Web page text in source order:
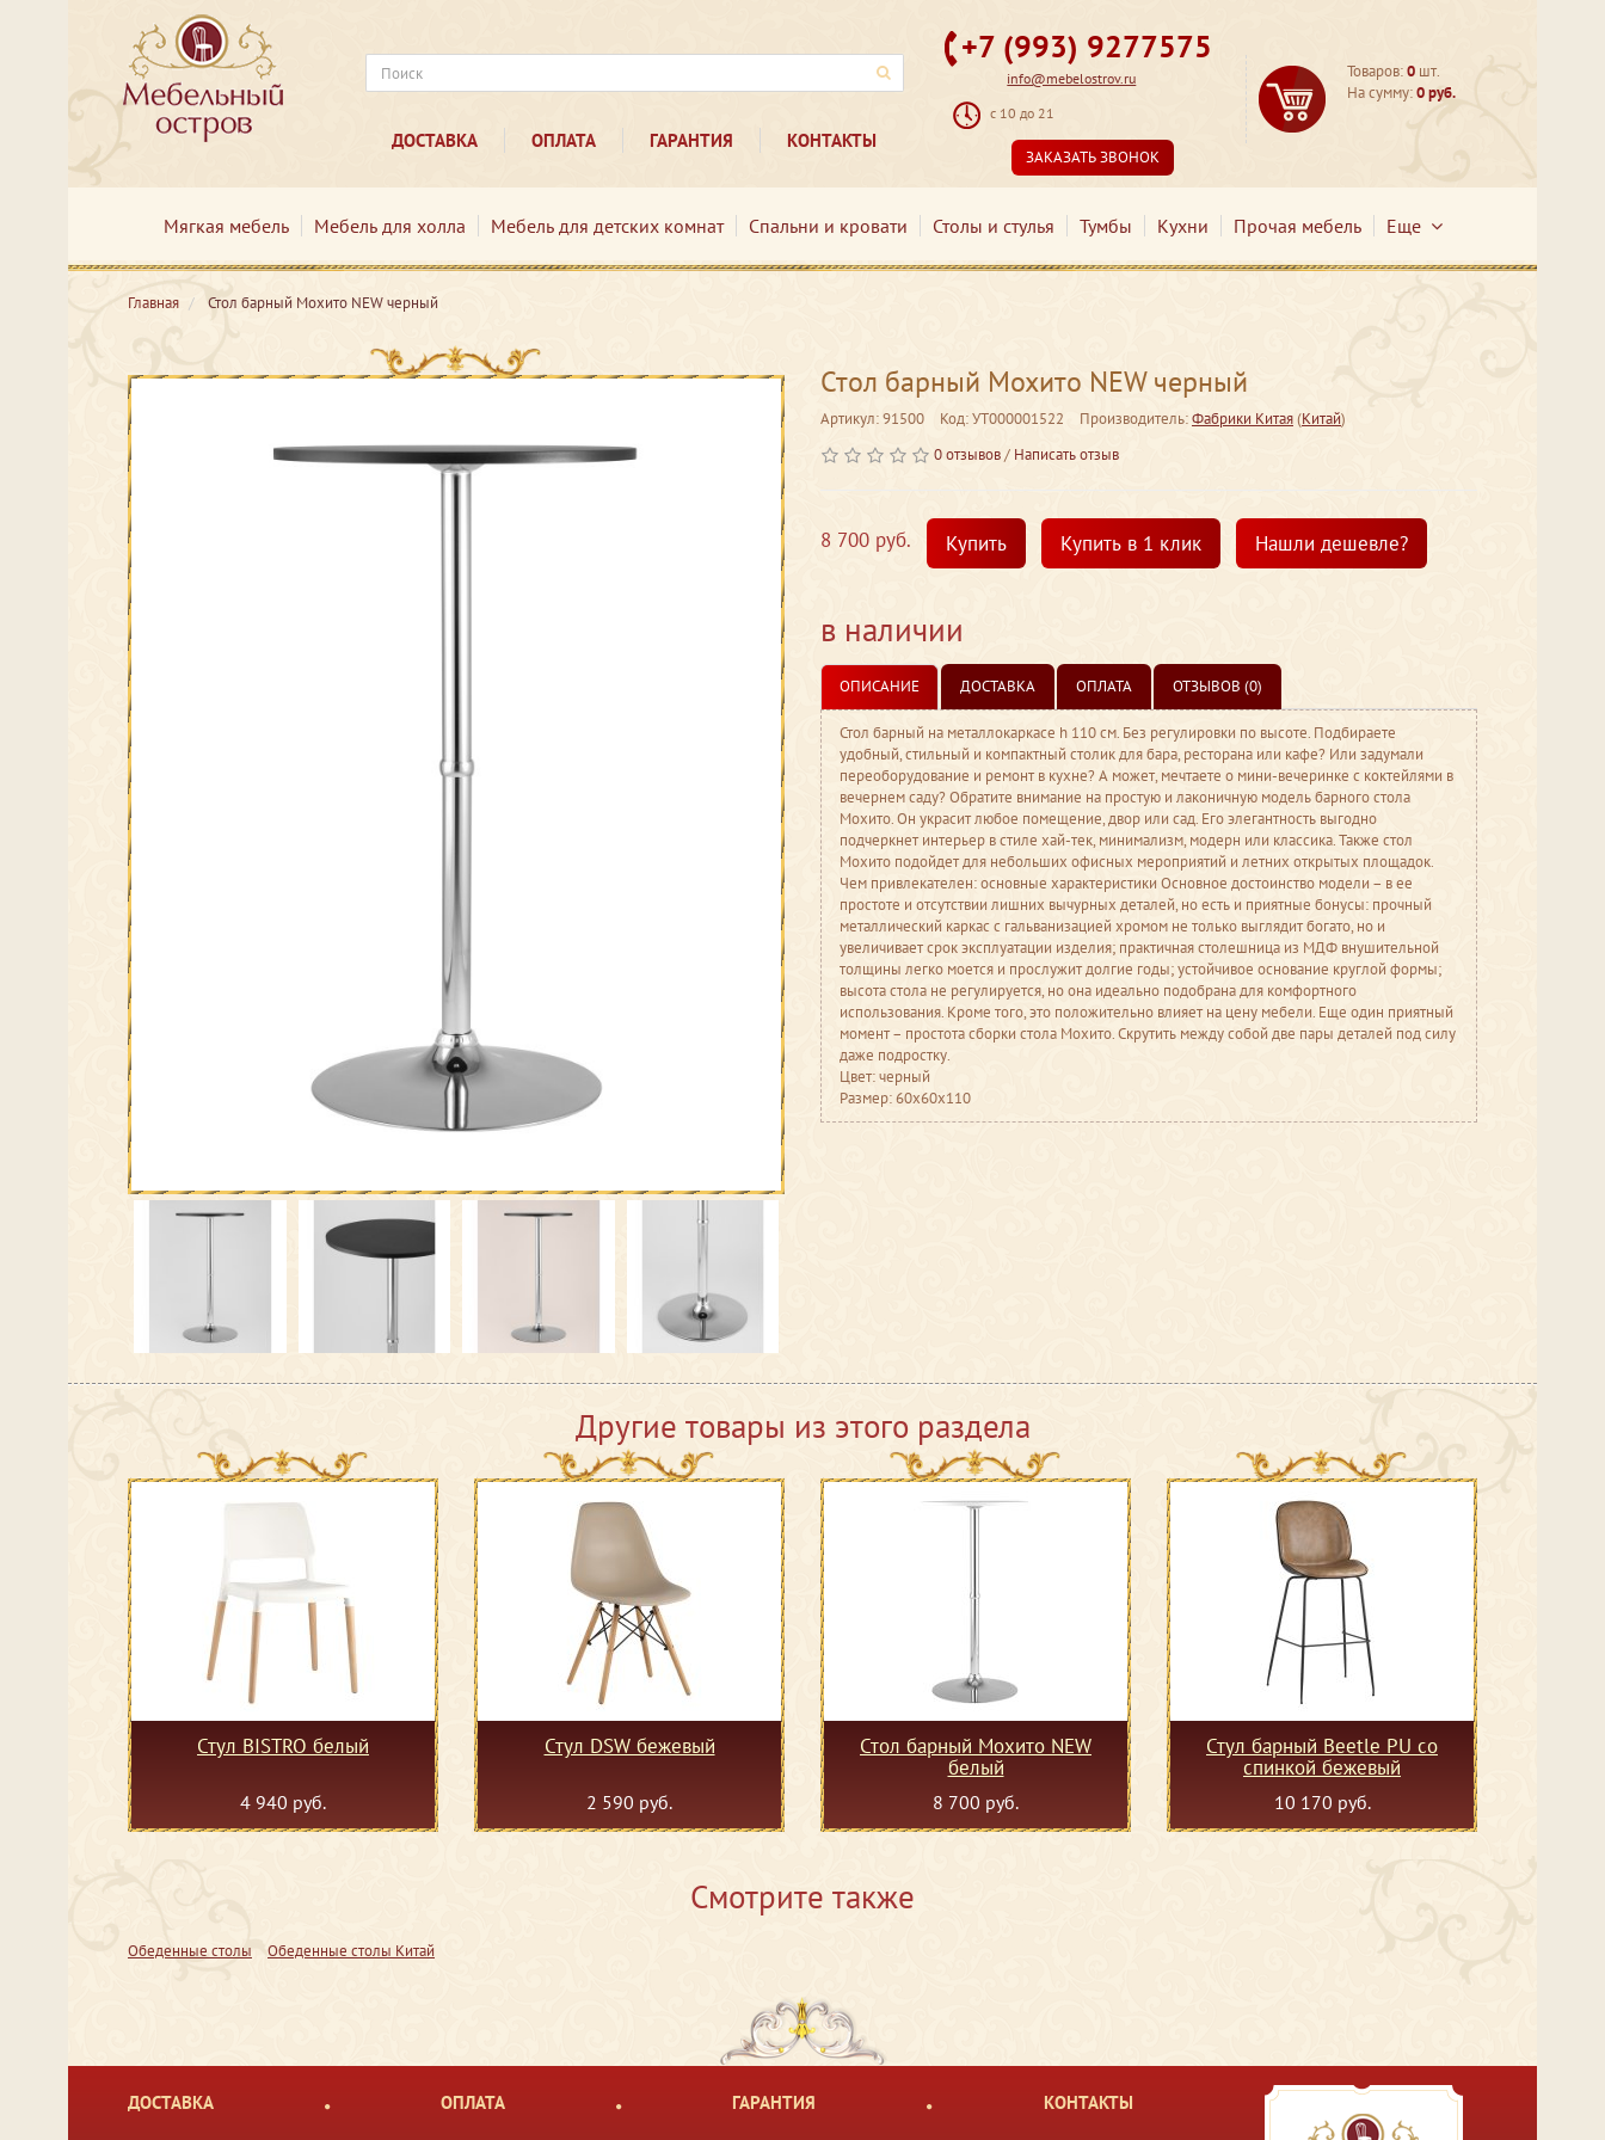
ДОСТАВКА ОПЛАТА ГАРАНТИЯ КОНТАКТЫ
+7 (993) 9277575
info@mebelostrov.ru
с 10 до 21
ЗАКАЗАТЬ ЗВОНОК
Товаров:0 шт.
На сумму:0 руб.
Мягкая мебель Мебель для холла Мебель для детских комнат Спальни и кровати Столы и стулья Тумбы Кухни Прочая мебель Еще
Главная Стол барный Мохито NEW черный
Стол барный Мохито NEW черный
Артикул: 91500 Код: УТ000001522 Производитель:Фабрики Китая(Китай)
0 отзывов/ Написать отзыв
8 700 руб. Купить Купить в 1 клик Нашли дешевле?
в наличии
ОПИСАНИЕ ДОСТАВКА ОПЛАТА ОТЗЫВОВ (0)
Стол барный на металлокаркасе h 110 см. Без регулировки по высоте. Подбираете
удобный, стильный и компактный столик для бара, ресторана или кафе? Или задумали
переоборудование и ремонт в кухне? А может, мечтаете о мини-вечеринке с коктейлями в
вечернем саду? Обратите внимание на простую и лаконичную модель барного стола
Мохито. Он украсит любое помещение, двор или сад. Его элегантность выгодно
подчеркнет интерьер в стиле хай-тек, минимализм, модерн или классика. Также стол
Мохито подойдет для небольших офисных мероприятий и летних открытых площадок.
Чем привлекателен: основные характеристики Основное достоинство модели – в ее
простоте и отсутствии лишних вычурных деталей, но есть и приятные бонусы: прочный
металлический каркас с гальванизацией хромом не только выглядит богато, но и
увеличивает срок эксплуатации изделия; практичная столешница из МДФ внушительной
толщины легко моется и прослужит долгие годы; устойчивое основание круглой формы;
высота стола не регулируется, но она идеально подобрана для комфортного
использования. Кроме того, это положительно влияет на цену мебели. Еще один приятный
момент – простота сборки стола Мохито. Скрутить между собой две пары деталей под силу
даже подростку.
Цвет: черный
Размер: 60x60x110
Другие товары из этого раздела
Стул BISTRO белый
4 940 руб.
Стул DSW бежевый
2 590 руб.
Стол барный Мохито NEW
белый
8 700 руб.
Стул барный Beetle PU со
спинкой бежевый
10 170 руб.
Смотрите также
Обеденные столы Обеденные столы Китай
ДОСТАВКА ОПЛАТА ГАРАНТИЯ КОНТАКТЫ